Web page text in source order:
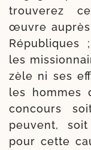
trou­ve­rez
œuvre
les
zèle ni ses
les hommes
concours
peuvent,
pour cette